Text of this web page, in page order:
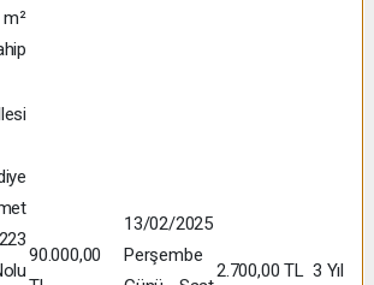
90.000,00
13/02/2025
Perşembe
2.700,00 TL 3 Yıl